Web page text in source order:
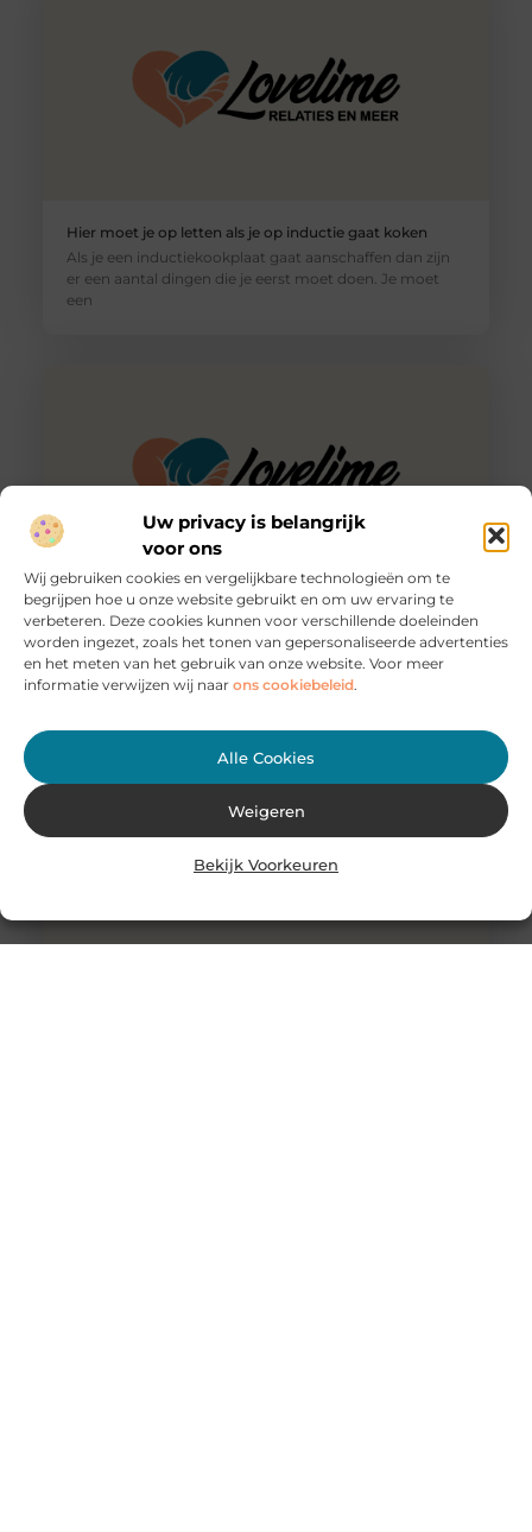
Uw privacy is belangrijk
voor ons
Wij gebruiken cookies en vergelijkbare technologieën om te
begrijpen hoe u onze website gebruikt en om uw ervaring te
verbeteren. Deze cookies kunnen voor verschillende doeleinden
worden ingezet, zoals het tonen van gepersonaliseerde advertenties
en het meten van het gebruik van onze website. Voor meer
informatie verwijzen wij naar ons cookiebeleid.
Alle Cookies
Weigeren
Bekijk Voorkeuren
Hier moet je op letten als je op inductie gaat koken
Als je een inductiekookplaat gaat aanschaffen dan zijn
er een aantal dingen die je eerst moet doen. Je moet
een
Bij Search4Love plan je jouw ideale speeddate
Wil jij andere mensen en leuke singles ontmoeten op
een manier die niet al te ingewikkeld is? Dan is een